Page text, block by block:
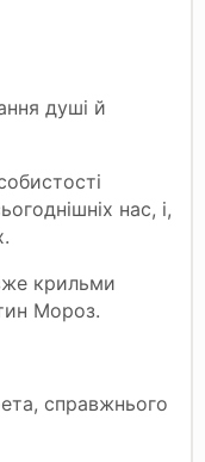
душі й
нас, і,
крильми
Мороз.
справжнього